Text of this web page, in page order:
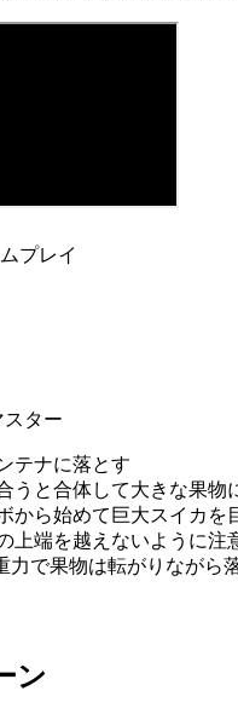
プレイ
スター
テナに落とす
うと合体して大きな果物
から始めて巨大スイカを
上端を越えないように注
力で果物は転がりながら
ン